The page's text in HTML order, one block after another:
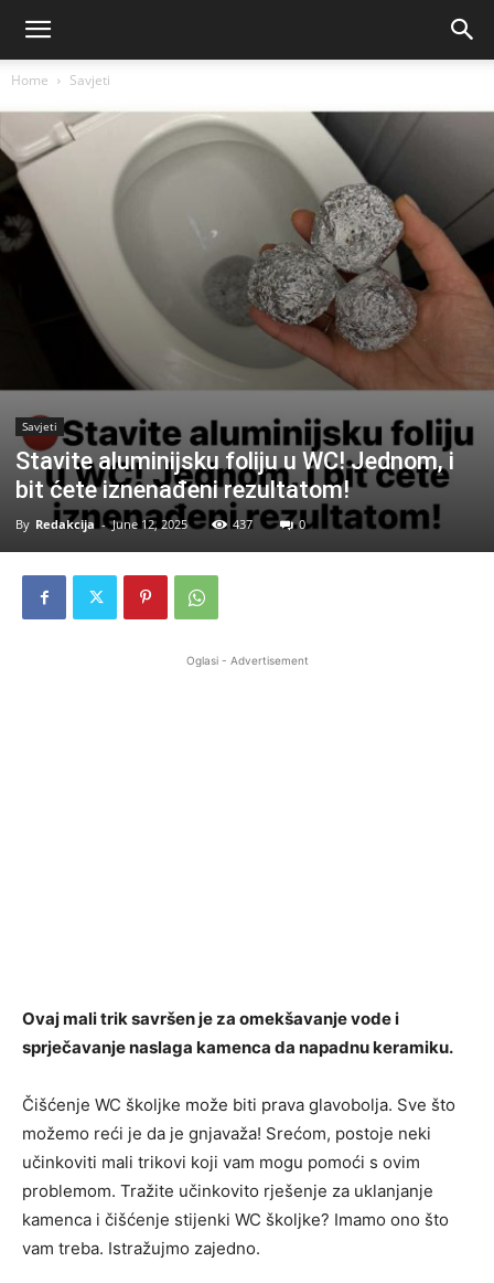
Home Savjeti
Savjeti
Stavite aluminijsku foliju u WC! Jednom, i
bit ćete iznenađeni rezultatom!
By Redakcija - June 12, 2025 437 0
Oglasi - Advertisement
Ovaj mali trik savršen je za omekšavanje vode i
sprječavanje naslaga kamenca da napadnu keramiku.
Čišćenje WC školjke može biti prava glavobolja. Sve što
možemo reći je da je gnjavaža! Srećom, postoje neki
učinkoviti mali trikovi koji vam mogu pomoći s ovim
problemom. Tražite učinkovito rješenje za uklanjanje
kamenca i čišćenje stijenki WC školjke? Imamo ono što
vam treba. Istražujmo zajedno.